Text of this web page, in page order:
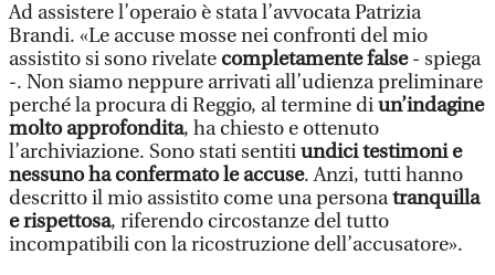
Ad assistere l’operaio è stata l’avvocata Patrizia
Brandi. «Le accuse mosse nei confronti del mio
assistito si sono rivelate completamente false- spiega
-. Non siamo neppure arrivati all’udienza preliminare
perché la procura di Reggio, al termine diun’indagine
molto approfondita, ha chiesto e ottenuto
l’archiviazione. Sono stati sentitiundici testimoni e
nessuno ha confermato le accuse. Anzi, tutti hanno
descritto il mio assistito come una personatranquilla
e rispettosa, riferendo circostanze del tutto
incompatibili con la ricostruzione dell’accusatore».